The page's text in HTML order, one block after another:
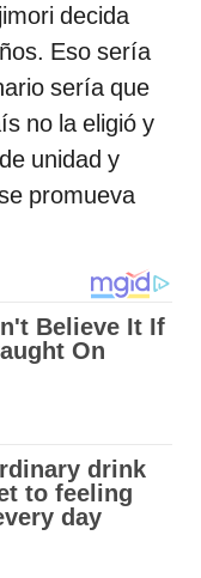
decida
Eso sería
sería que
no la eligió y
unidad y
promueva